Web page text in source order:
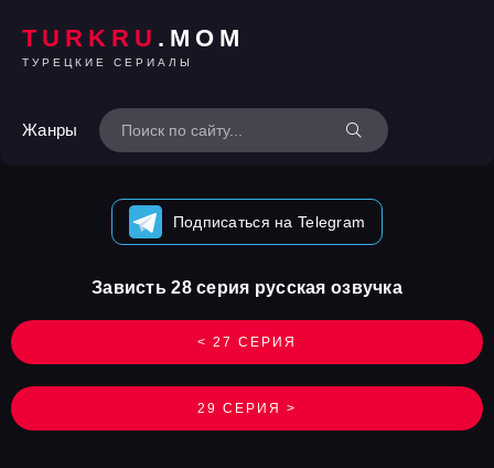
TURKRU .MOM
ТУРЕЦКИЕ СЕРИАЛЫ
Жанры
Подписаться на Telegram
< 27 СЕРИЯ
Зависть 28 серия русская озвучка
29 СЕРИЯ >